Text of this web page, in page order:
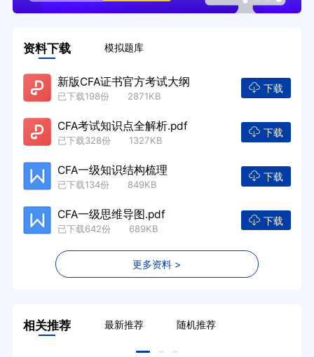
资料下载 模拟题库
新版CFA证书官方考试大纲
已下载198份 2871KB
下载
CFA考试知识点全解析.pdf
已下载328份 1327KB
下载
CFA一级知识结构梳理
已下载134份 849KB
下载
CFA一级思维导图.pdf
已下载642份 689KB
下载
更多资料 >
相关推荐 最新推荐 随机推荐